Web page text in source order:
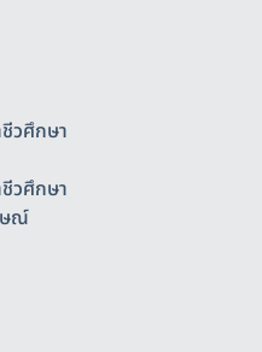
วศึกษา
วศึกษา
ษณ์